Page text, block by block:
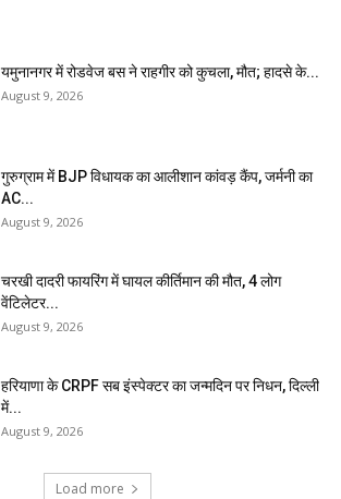
यमुनानगर में रोडवेज बस ने राहगीर को कुचला, मौत; हादसे के...
August 9, 2026
गुरुग्राम में BJP विधायक का आलीशान कांवड़ कैंप, जर्मनी का
AC...
August 9, 2026
चरखी दादरी फायरिंग में घायल कीर्तिमान की मौत, 4 लोग
वेंटिलेटर...
August 9, 2026
हरियाणा के CRPF सब इंस्पेक्टर का जन्मदिन पर निधन, दिल्ली
में...
August 9, 2026
Load more